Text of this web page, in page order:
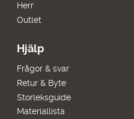
Herr
Outlet
Hjälp
Frågor & svar
Retur & Byte
Storleksguide
Materiallista